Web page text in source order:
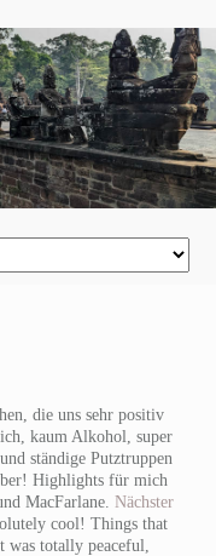
die uns sehr positiv
kaum Alkohol, super
ständige Putztruppen
Highlights für mich
MacFarlane. Nächster
cool! Things that
totally peaceful,